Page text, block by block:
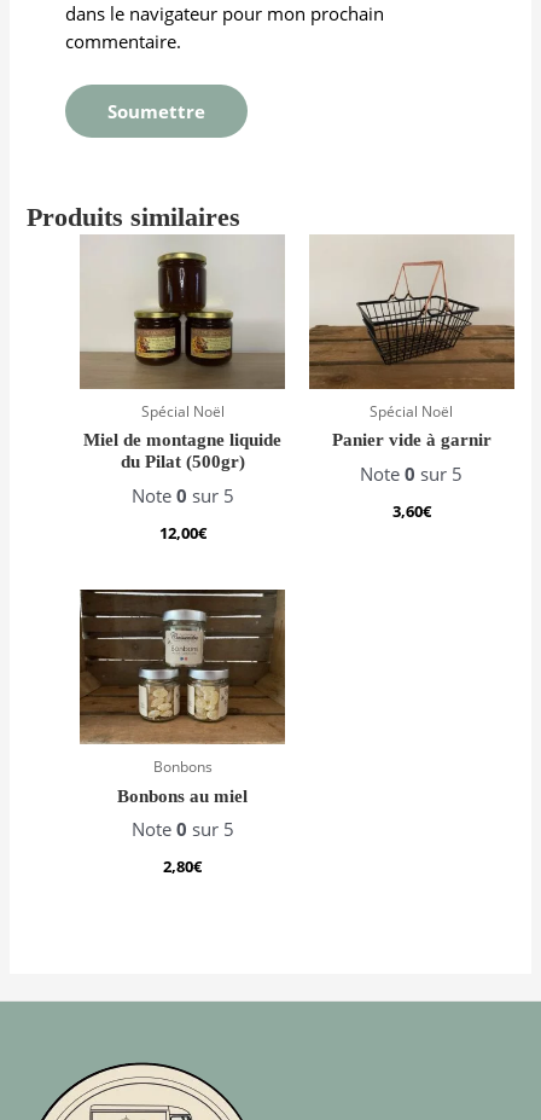
dans le navigateur pour mon prochain
commentaire.
Produits similaires
Spécial Noël
Miel de montagne liquide
du Pilat (500gr)
Note 0 sur 5
12,00€
Spécial Noël
Panier vide à garnir
Note0 sur 5
3,60€
Bonbons
Bonbons au miel
Note 0 sur 5
2,80€